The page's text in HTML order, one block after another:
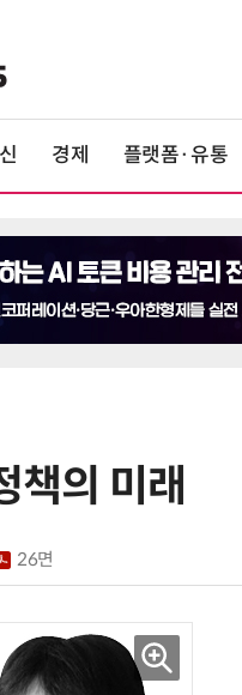
경제 플랫폼·유통
책의 미래
26면